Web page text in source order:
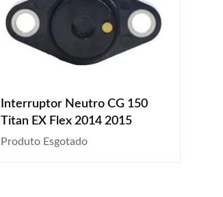
Interruptor Neutro CG 150
Titan EX Flex 2014 2015
Produto Esgotado